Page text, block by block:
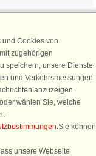
an
€für Ihren nächsten
DanCenter Newsletter
Gewinnspiele und
Cookies von
zugehörigen
speichern, unsere Dienste
und Verkehrsmessungen
anzuzeigen.
wählen Sie, welche
.Sie können
unsere Webseite